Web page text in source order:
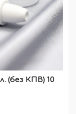
(без КПВ) 10